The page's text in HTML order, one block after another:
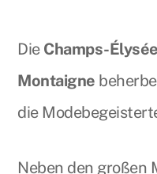
Die Champs-
Montaigne
die
Neben den großen